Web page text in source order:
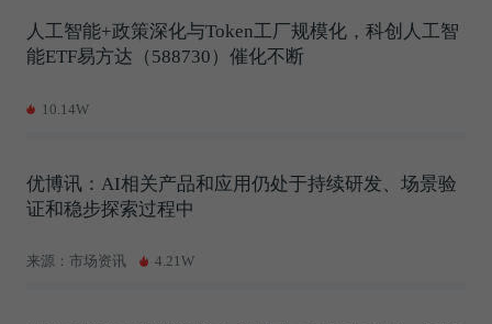
人工智能+政策深化与Token工厂规模化，科创人工智
能ETF易方达（588730）催化不断
10.14W
优博讯：AI相关产品和应用仍处于持续研发、场景验
证和稳步探索过程中
来源：市场资讯 4.21W